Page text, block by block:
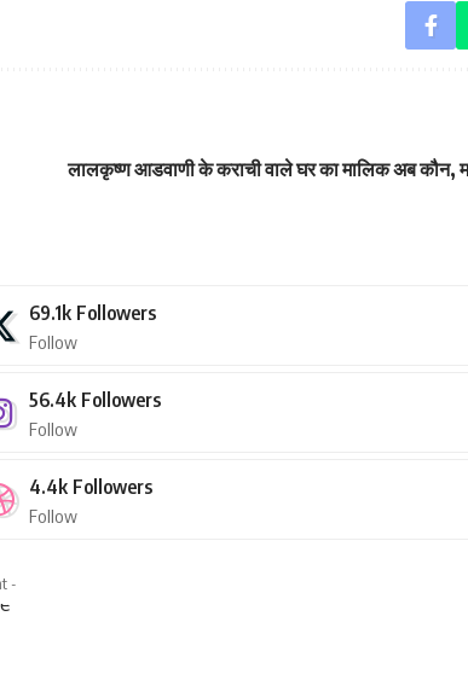
लालकृष्ण आडवाणी के कराची वाले घर का मालिक अब कौन,
69.1k Followers
Follow
56.4k Followers
Follow
4.4k Followers
Follow
-